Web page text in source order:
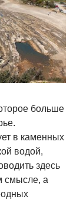
больше
в каменных
водой,
здесь
смысле, а